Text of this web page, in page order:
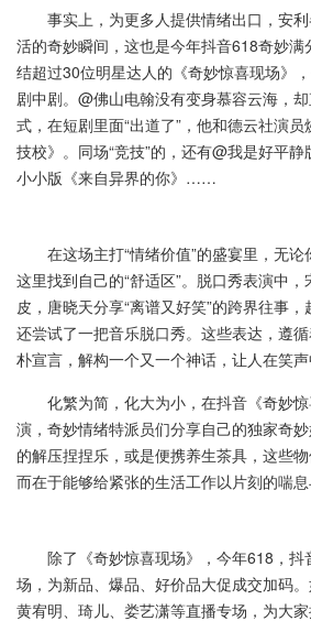
事实上，为更多人提供情绪出口，安利
活的奇妙瞬间，这也是今年抖音618奇妙
结超过30位明星达人的《奇妙惊喜现场》
剧中剧。@佛山电翰没有变身慕容云海，
式，在短剧里面“出道了”，他和德云社演
技校》。同场“竞技”的，还有@我是好平
小小版《来自异界的你》……
在这场主打“情绪价值”的盛宴里，无论
这里找到自己的“舒适区”。脱口秀表演中
皮，唐晓天分享“离谱又好笑”的跨界往事
还尝试了一把音乐脱口秀。这些表达，遵
朴宣言，解构一个又一个神话，让人在笑声
化繁为简，化大为小，在抖音《奇妙惊
演，奇妙情绪特派员们分享自己的独家奇
的解压捏捏乐，或是便携养生茶具，这些
而在于能够给紧张的生活工作以片刻的喘息
除了《奇妙惊喜现场》，今年618，抖
场，为新品、爆品、好价品大促成交加码。
黄宥明、琦儿、娄艺潇等直播专场，为大家